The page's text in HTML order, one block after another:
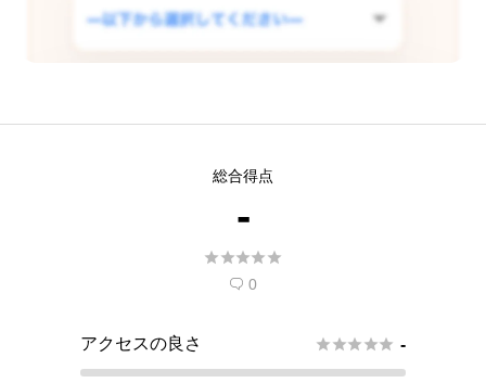
トする
人 がこの店舗での査定受付開始を希
望しています。
総合得点
-

 0
アクセスの良さ  -